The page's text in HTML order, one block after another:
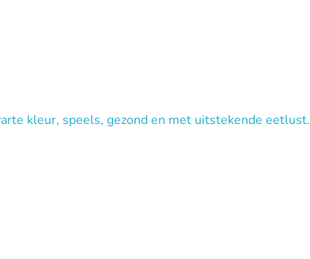
kleur, speels, gezond en met uitstekende eetlust.